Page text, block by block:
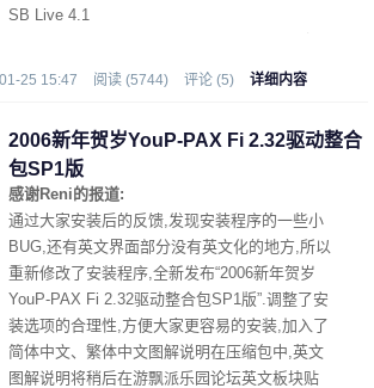
SB Live 4.1
惠版0220,SB Live 24Bit)
系列的声卡请勿安装!
25 15:47 阅读 (5744) 评论 (5) 详细内容
2006新年贺岁YouP-PAX Fi 2.32驱动整合
包SP1版
感谢Reni的报道:
通过大家安装后的反馈,发现安装程序的一些小
BUG,还有英文界面部分没有英文化的地方,所以
重新修改了安装程序,全新发布“2006新年贺岁
YouP-PAX Fi 2.32驱动整合包SP1版”.调整了安
装选项的合理性,方便大家更容易的安装,加入了
简体中文、繁体中文图解说明在压缩包中,英文
图解说明将稍后在游飘派乐园论坛英文板块贴